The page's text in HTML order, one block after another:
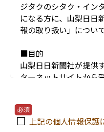
ジタクのシタク・イン
になる方に、山梨日日
報の取り扱い」につい
■目的
山梨日日新聞社が提供
ターネットサイトから
し、他の目的には使用
必須
上記の個人情報保護